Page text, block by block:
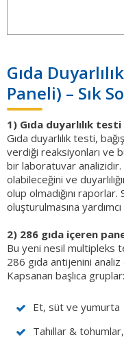
Gıda
Paneli) – Sık
1) Gıda duyarlılık
Gıda duyarlılık testi,
verdiği reaksiyonları ve
bir laboratuvar analizidir.
olabileceğini ve
olup olmadığını
oluşturulmasına
2) 286 gıda içeren
Bu yeni nesil multipleks
286 gıda antijenini
Kapsanan başlıca gruplar:
Et, süt ve yumurta
Tahıllar &